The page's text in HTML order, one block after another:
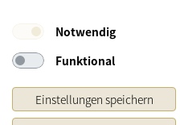
* Preisangaben inkl. gesetzl.
Ursprünglicher Preis des Händlers,
Notwendig
Funktional
Einstellungen speichern